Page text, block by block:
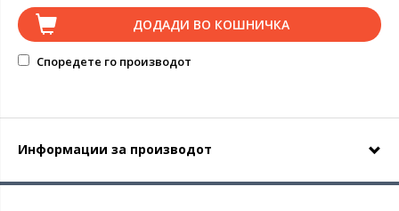
ДОДАДИ ВО КОШНИЧКА
Споредете го производот
Информации за производот